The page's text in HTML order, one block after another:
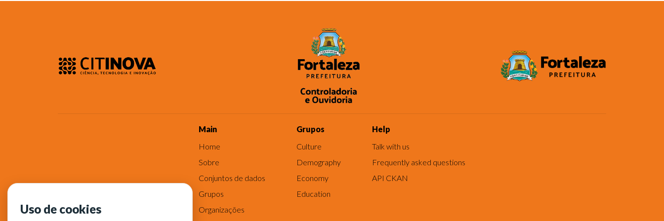
Main
Home
Sobre
Conjuntos de dados
Grupos
Organizações
Grupos
Culture
Demography
Economy
Education
Help
Talk with us
Frequently asked questions
API CKAN
Uso de cookies